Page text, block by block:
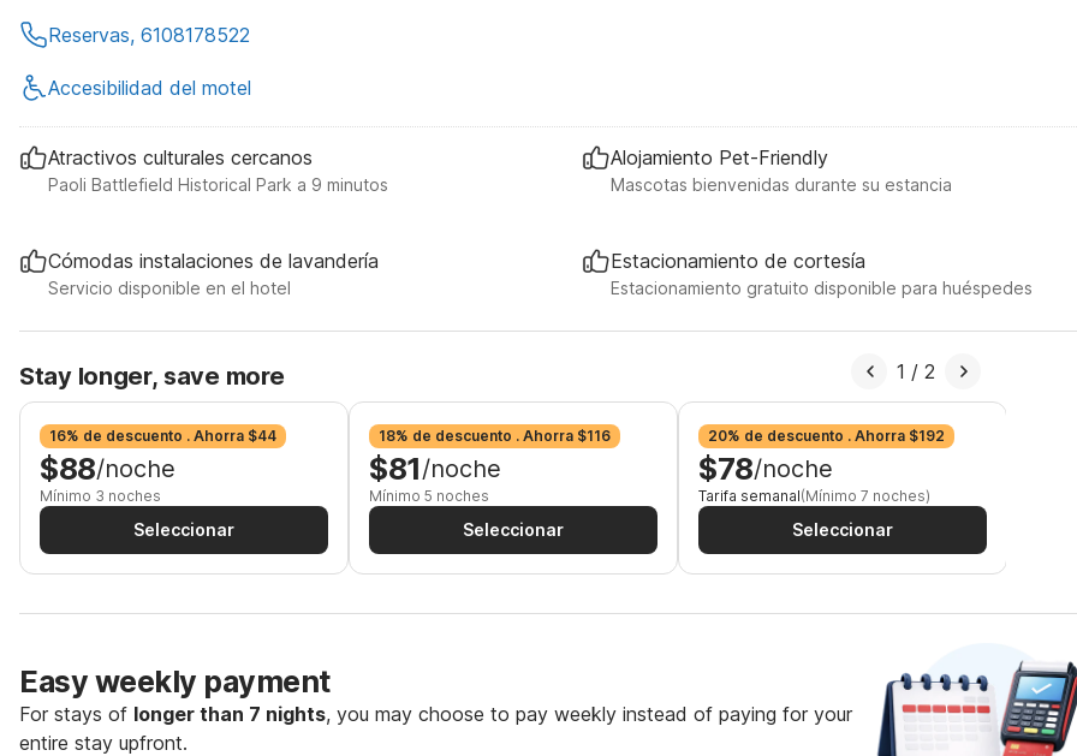
Reservas, 6108178522
Accesibilidad del motel
Atractivos culturales cercanos
Paoli Battlefield Historical Park a 9 minutos
Alojamiento Pet-Friendly
Mascotas bienvenidas durante su estancia
Cómodas instalaciones de lavandería
Servicio disponible en el hotel
Estacionamiento de cortesía
Estacionamiento gratuito disponible para huéspedes
Stay longer, save more
16% de descuento . Ahorra $44
$88/noche
Mínimo 3 noches
Seleccionar
18% de descuento . Ahorra $116
$81/noche
Mínimo 5 noches
Seleccionar
20% de descuento . Ahorra $192
$78/noche
Tarifa semanal(Mínimo 7 noches)
Seleccionar
1 /2
Easy weekly payment
For stays of longer than 7 nights, you may choose to pay weekly instead of paying for your
entire stay upfront.